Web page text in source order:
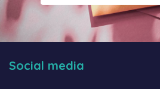
Social media